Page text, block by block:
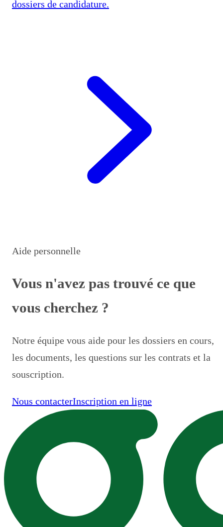
dossiers de candidature.
Aide personnelle
Vous n'avez pas trouvé ce que
vous cherchez ?
Notre équipe vous aide pour les dossiers en cours,
les documents, les questions sur les contrats et la
souscription.
Nous contacterInscription en ligne